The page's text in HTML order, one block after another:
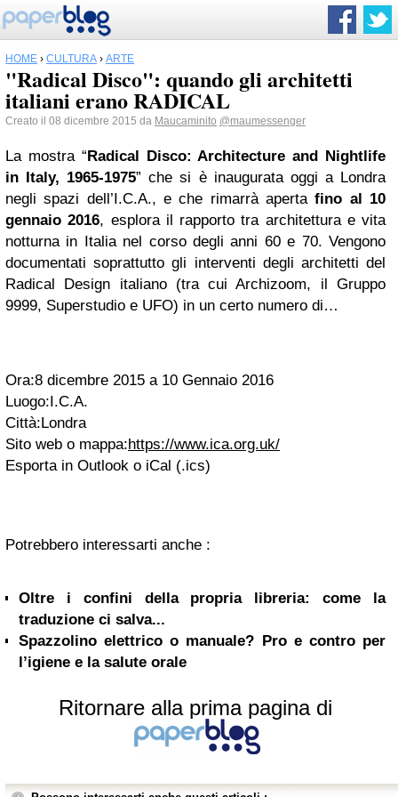
HOME › CULTURA › ARTE
"Radical Disco": quando gli architetti
italiani erano RADICAL
Creato il 08 dicembre 2015 da Maucaminito @maumessenger
La mostra “Radical Disco: Architecture and Nightlife
in Italy, 1965-1975” che si è inaugurata oggi a Londra
negli spazi dell’I.C.A., e che rimarrà apertafino al 10
gennaio 2016, esplora il rapporto tra architettura e vita
notturna in Italia nel corso degli anni 60 e 70. Vengono
documentati soprattutto gli interventi degli architetti del
Radical Design italiano (tra cui Archizoom, il Gruppo
9999, Superstudio e UFO) in un certo numero di…
Ora:8 dicembre 2015 a 10 Gennaio 2016
Luogo:I.C.A.
Città:Londra
Sito web o mappa:https://www.ica.org.uk/
Esporta in Outlook o iCal (.ics)
Potrebbero interessarti anche :
Oltre i confini della propria libreria: come la
traduzione ci salva...
Spazzolino elettrico o manuale? Pro e contro per
l’igiene e la salute orale
Ritornare alla prima pagina di